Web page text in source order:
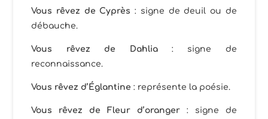
Vous rêvez de Cyprès : signe de deuil ou de
débauche.
Vous rêvez de Dahlia: signe de
reconnaissance.
Vous rêvez d’Églantine : représente la poésie.
Vous rêvez de Fleur d’oranger: signe de